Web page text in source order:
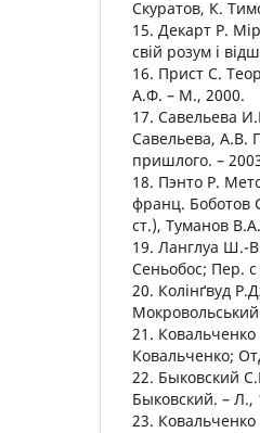
Скуратов, К.
15. Декарт Р.
свій розум і
16. Прист С.
А.Ф. – М., 2000.
17. Савельева
Савельева, А.В.
пришлого. –
18. Пэнто Р.
франц. Боботов
ст.), Туманов
19. Ланглуа Ш.-
Сеньобос; Пер.
20. Колінґвуд
21.
Ковальченко;
22. Быковский
Быковский. – Л.,
23.